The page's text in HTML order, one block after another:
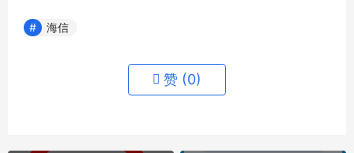
海信
赞 (0)